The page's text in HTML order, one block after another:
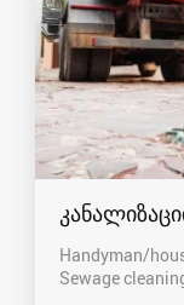
Handyman/
Sewage